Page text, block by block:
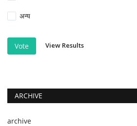
अन्य
Vote View Results
ARCHIVE
archive